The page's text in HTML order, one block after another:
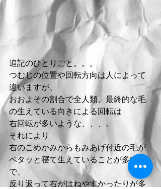
追記のひとりごと。。。
つむじの位置や回転方向は人によって
違いますが、
おおよその割合で全人類、最終的な毛
の生えている向きによる回転は
右回転が多いような、、、。
それにより
右のこめかみからもみあげ付近の毛が
ペタッと寝て生えていることが多いの
で、
反り返って右がはねやすかったりが多